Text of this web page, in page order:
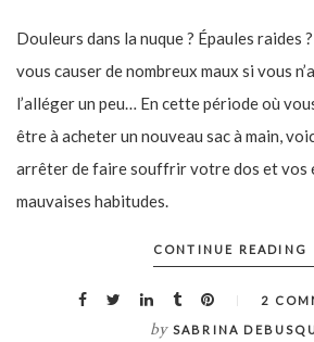
Douleurs dans la nuque ? Épaules raides
vous causer de nombreux maux si vous
l’alléger un peu… En cette période où
être à acheter un nouveau sac à main,
arrêter de faire souffrir votre dos et vos
mauvaises habitudes.
CONTINUE READING
2
by SABRINA